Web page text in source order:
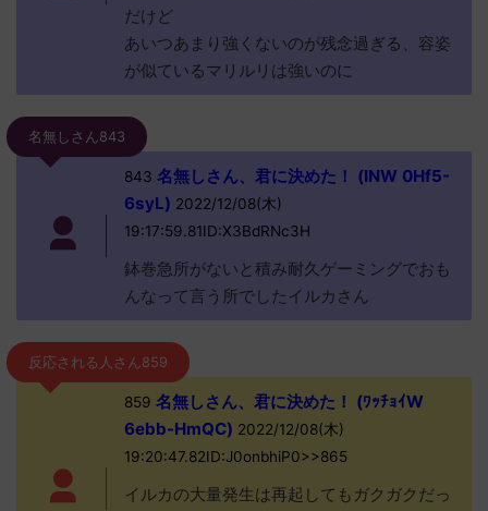
だけど
あいつあまり強くないのが残念過ぎる、容姿
が似ているマリルリは強いのに
名無しさん843
843 名無しさん、君に決めた！ (INW 0Hf5-
6syL) 2022/12/08(木)
19:17:59.81ID:X3BdRNc3H
鉢巻急所がないと積み耐久ゲーミングでおも
んなって言う所でしたイルカさん
反応される人さん859
859 名無しさん、君に決めた！ (ﾜｯﾁｮｲW
6ebb-HmQC) 2022/12/08(木)
19:20:47.82ID:J0onbhiP0>>865
イルカの大量発生は再起してもガクガクだっ